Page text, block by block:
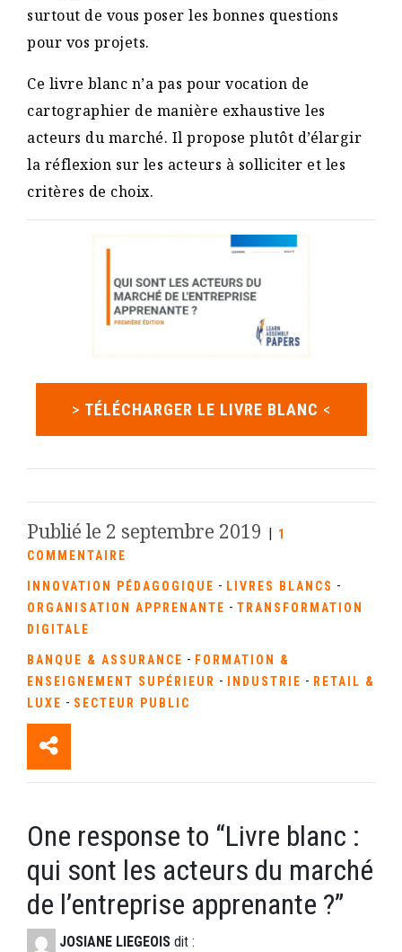
surtout de vous poser les bonnes questions
pour vos projets.
Ce livre blanc n’a pas pour vocation de
cartographier de manière exhaustive les
acteurs du marché. Il propose plutôt d’élargir
la réflexion sur les acteurs à solliciter et les
critères de choix.
> TÉLÉCHARGER LE LIVRE BLANC <
Publié le 2 septembre 2019 | 1
COMMENTAIRE
INNOVATION PÉDAGOGIQUE - LIVRES BLANCS -
ORGANISATION APPRENANTE - TRANSFORMATION
DIGITALE
BANQUE & ASSURANCE - FORMATION &
ENSEIGNEMENT SUPÉRIEUR - INDUSTRIE - RETAIL &
LUXE - SECTEUR PUBLIC
One response to “Livre blanc :
qui sont les acteurs du marché
de l’entreprise apprenante ?”
JOSIANE LIEGEOIS dit :